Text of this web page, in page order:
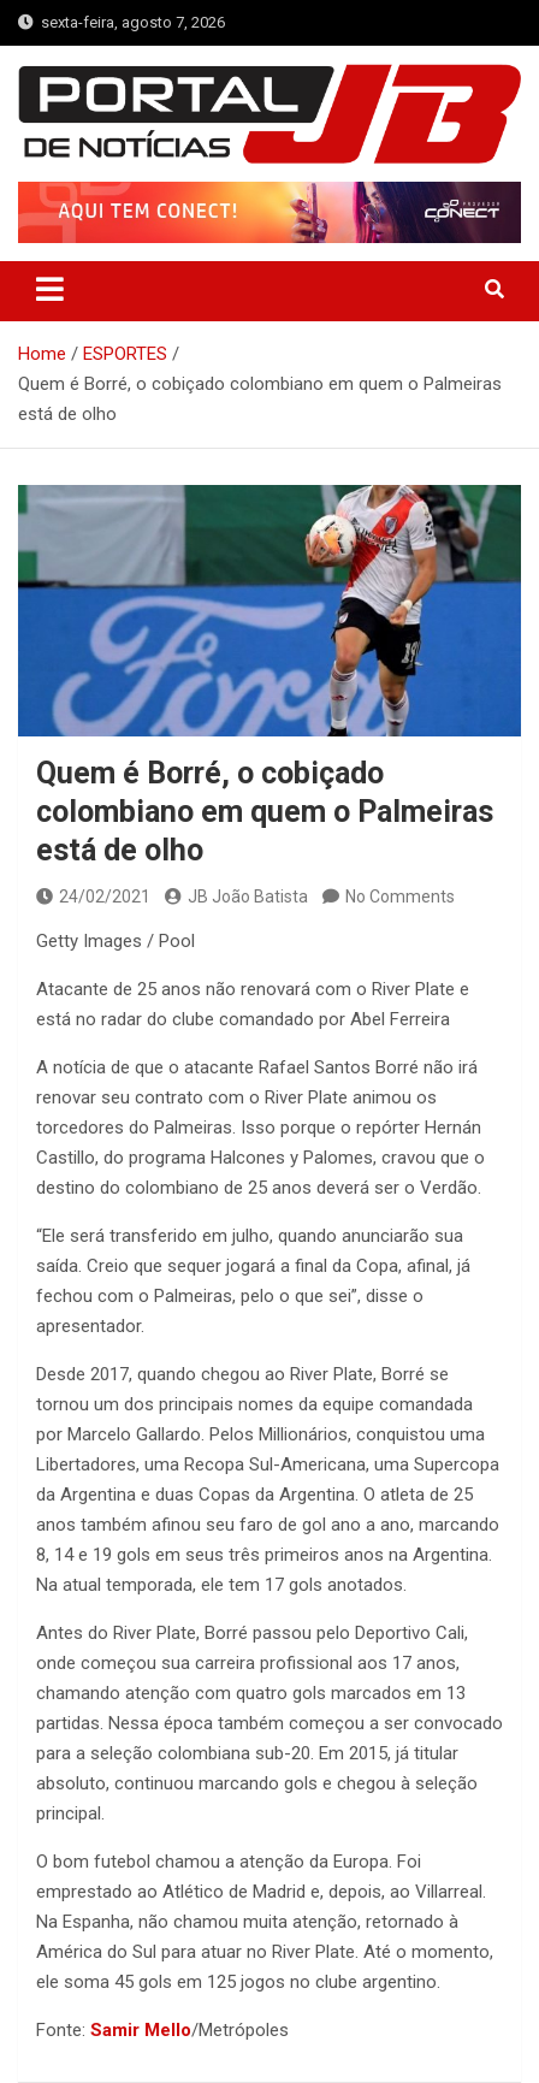
Skip
to
content
sexta-feira, agosto 7, 2026
Portal de Notícias JB
Notícias de Simplício Mendes e Região
Home
ESPORTES
Quem é Borré, o cobiçado colombiano em quem o Palmeiras
está de olho
Quem é Borré, o cobiçado
colombiano em quem o Palmeiras
está de olho
24/02/2021 JB João Batista No Comments
Getty Images / Pool
Atacante de 25 anos não renovará com o River Plate e
está no radar do clube comandado por Abel Ferreira
A notícia de que o atacante Rafael Santos Borré não irá
renovar seu contrato com o River Plate animou os
torcedores do Palmeiras. Isso porque o repórter Hernán
Castillo, do programa Halcones y Palomes, cravou que o
destino do colombiano de 25 anos deverá ser o Verdão.
“Ele será transferido em julho, quando anunciarão sua
saída. Creio que sequer jogará a final da Copa, afinal, já
fechou com o Palmeiras, pelo o que sei”, disse o
apresentador.
Desde 2017, quando chegou ao River Plate, Borré se
tornou um dos principais nomes da equipe comandada
por Marcelo Gallardo. Pelos Millionários, conquistou uma
Libertadores, uma Recopa Sul-Americana, uma Supercopa
da Argentina e duas Copas da Argentina. O atleta de 25
anos também afinou seu faro de gol ano a ano, marcando
8, 14 e 19 gols em seus três primeiros anos na Argentina.
Na atual temporada, ele tem 17 gols anotados.
Antes do River Plate, Borré passou pelo Deportivo Cali,
onde começou sua carreira profissional aos 17 anos,
chamando atenção com quatro gols marcados em 13
partidas. Nessa época também começou a ser convocado
para a seleção colombiana sub-20. Em 2015, já titular
absoluto, continuou marcando gols e chegou à seleção
principal.
O bom futebol chamou a atenção da Europa. Foi
emprestado ao Atlético de Madrid e, depois, ao Villarreal.
Na Espanha, não chamou muita atenção, retornado à
América do Sul para atuar no River Plate. Até o momento,
ele soma 45 gols em 125 jogos no clube argentino.
Fonte: Samir Mello/Metrópoles